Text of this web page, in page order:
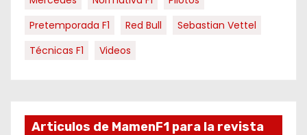
Pretemporada F1
Red Bull
Sebastian Vettel
Técnicas F1
Videos
Articulos de MamenF1 para la revista